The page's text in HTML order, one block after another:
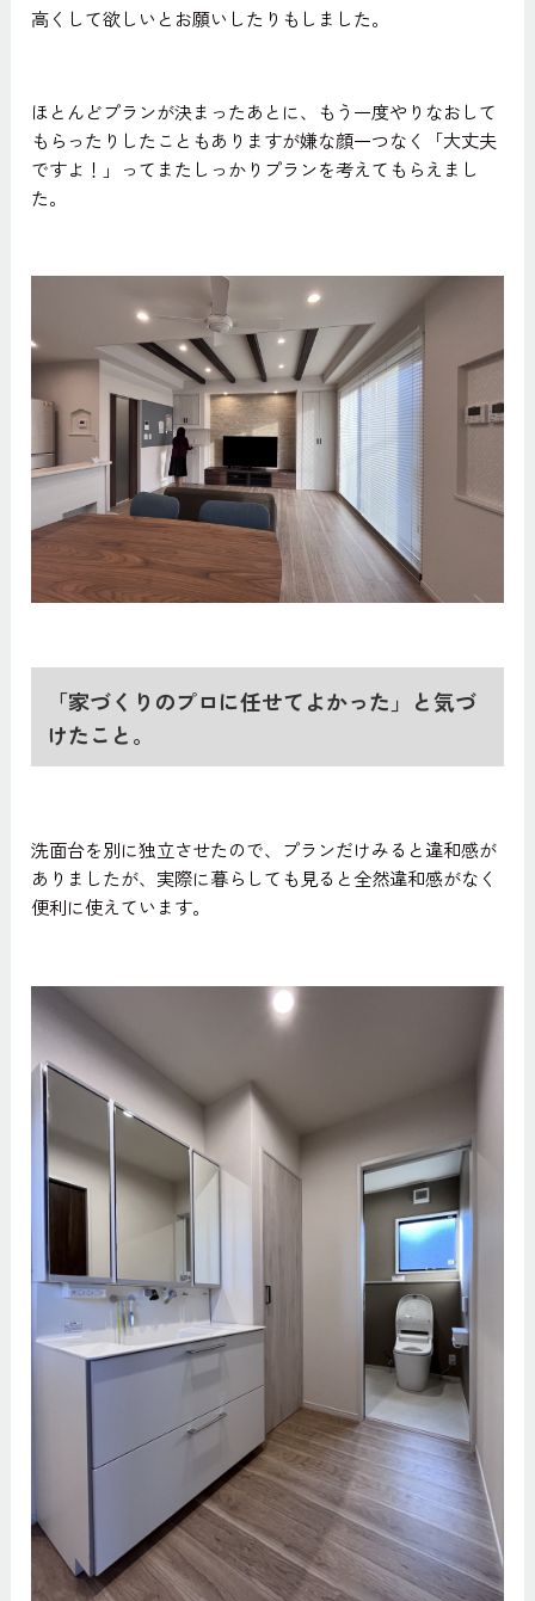
高くして欲しいとお願いしたりもしました。
ほとんどプランが決まったあとに、もう一度やりなおして
もらったりしたこともありますが嫌な顔一つなく「大丈夫
ですよ！」ってまたしっかりプランを考えてもらえまし
た。
「家づくりのプロに任せてよかった」と気づ
けたこと。
洗面台を別に独立させたので、プランだけみると違和感が
ありましたが、実際に暮らしても見ると全然違和感がなく
便利に使えています。